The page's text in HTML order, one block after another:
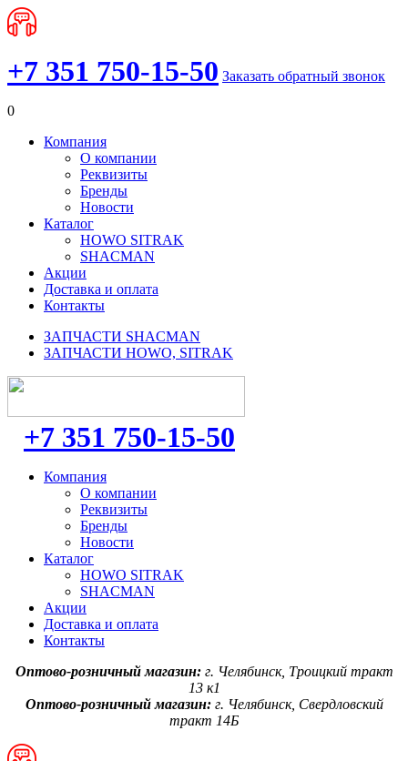
+7 351 750-15-50 Заказать обратный звонок
0
Компания
О компании
Реквизиты
Бренды
Новости
Каталог
HOWO SITRAK
SHACMAN
Акции
Доставка и оплата
Контакты
ЗАПЧАСТИ SHACMAN
ЗАПЧАСТИ HOWO, SITRAK
+7 351 750-15-50
Компания
О компании
Реквизиты
Бренды
Новости
Каталог
HOWO SITRAK
SHACMAN
Акции
Доставка и оплата
Контакты
Оптово-розничный магазин: г. Челябинск, Троицкий тракт
13 к1
Оптово-розничный магазин:г. Челябинск, Свердловский
тракт 14Б